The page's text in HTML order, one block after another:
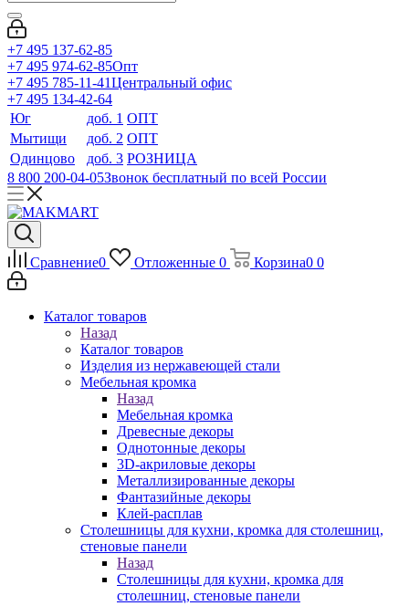
+7 495 137-62-85
+7 495 974-62-85Опт
+7 495 785-11-41Центральный офис
+7 495 134-42-64
Юг
доб. 1 ОПТ
Мытищи
доб. 2 ОПТ
Одинцово
доб. 3 РОЗНИЦА
8 800 200-04-05Звонок бесплатный по всей России
Сравнение0 Отложенные 0 Корзина0 0
Каталог товаров
Назад
Каталог товаров
Изделия из нержавеющей стали
Мебельная кромка
Назад
Мебельная кромка
Древесные декоры
Однотонные декоры
3D-акриловые декоры
Металлизированные декоры
Фантазийные декоры
Клей-расплав
Столешницы для кухни, кромка для столешниц,
стеновые панели
Назад
Столешницы для кухни, кромка для
столешниц, стеновые панели